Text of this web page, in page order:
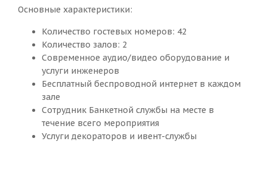
Основные характеристики:
Количество гостевых номеров: 42
Количество залов: 2
Современное аудио/видео оборудование и
услуги инженеров
Бесплатный беспроводной интернет в каждом
зале
Сотрудник Банкетной службы на месте в
течение всего мероприятия
Услуги декораторов и ивент-службы